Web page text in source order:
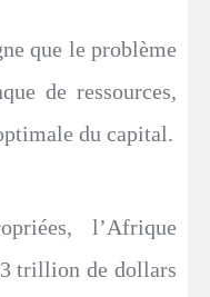
que le problème
de ressources,
du capital.
l’Afrique
trillion de dollars